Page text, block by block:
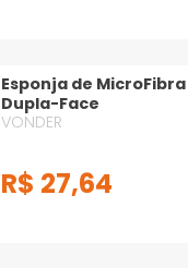
Esponja de
Dupla-Face
VONDER
R$ 27,64